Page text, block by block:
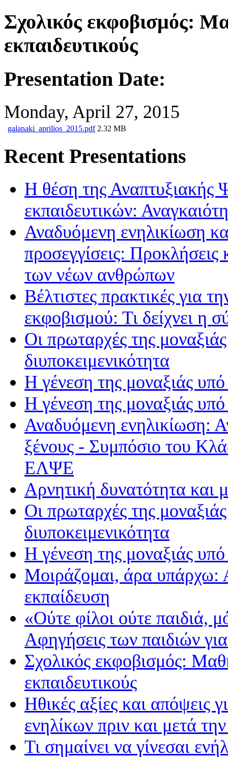
Σχολικός εκφοβισμός:
εκπαιδευτικούς
Presentation Date:
Monday, April 27, 2015
galanaki_aprilios_2015.pdf 2.32 MB
Recent Presentations
Η θέση της Αναπτυξιακής
εκπαιδευτικών:
Αναδυόμενη ενηλικίωση
προσεγγίσεις: Προκλήσεις
των νέων ανθρώπων
Βέλτιστες πρακτικές για
εκφοβισμού: Τι δείχνει η
Οι πρωταρχές της
διυποκειμενικότητα
Η γένεση της μοναξιάς
Η γένεση της μοναξιάς
Αναδυόμενη ενηλικίωση:
ξένους - Συμπόσιο του
ΕΛΨΕ
Αρνητική δυνατότητα και
Οι πρωταρχές της
διυποκειμενικότητα
Η γένεση της μοναξιάς
Μοιράζομαι, άρα υπάρχω:
εκπαίδευση
«Ούτε φίλοι ούτε παιδιά,
Αφηγήσεις των παιδιών
Σχολικός εκφοβισμός:
εκπαιδευτικούς
Ηθικές αξίες και απόψεις
ενηλίκων πριν και μετά
Τι σημαίνει να γίνεσαι